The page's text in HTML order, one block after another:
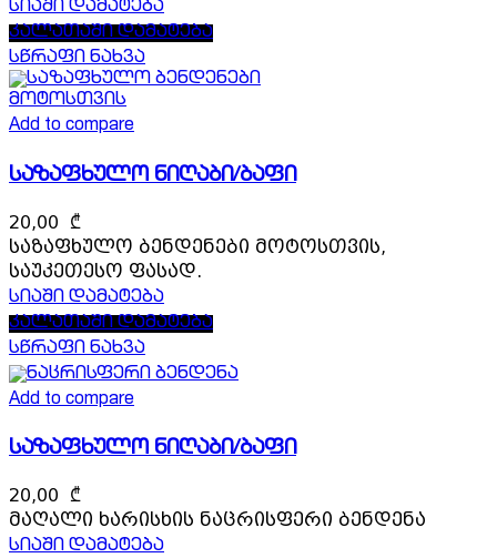
სიაში დამატება
კალათაში დამატება
სწრაფი ნახვა
Add to compare
საზაფხულო ნიღაბი/ბაფი
20,00 ₾
საზაფხულო ბენდენები მოტოსთვის,
საუკეთესო ფასად.
სიაში დამატება
კალათაში დამატება
სწრაფი ნახვა
Add to compare
საზაფხულო ნიღაბი/ბაფი
20,00 ₾
მაღალი ხარისხის ნაცრისფერი ბენდენა
სიაში დამატება